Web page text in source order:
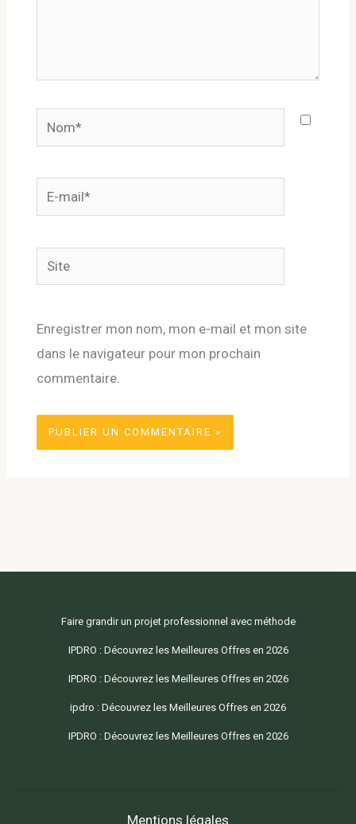
Nom*
mail*
Site
Enregistrer mon nom, mon e-mail et mon site
dans le navigateur pour mon prochain
commentaire.
Faire grandir un projet professionnel avec méthode
IPDRO : Découvrez les Meilleures Offres en 2026
IPDRO : Découvrez les Meilleures Offres en 2026
ipdro : Découvrez les Meilleures Offres en 2026
IPDRO : Découvrez les Meilleures Offres en 2026
Mentions légales